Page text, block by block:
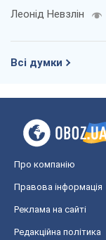
Леонід Невзлін
Всі думки
Про компанію
Правова інформація
Реклама на сайті
Редакційна політика